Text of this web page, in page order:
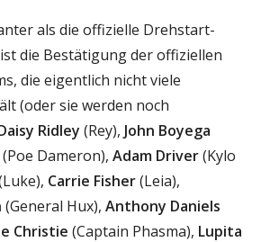
als die offizielle Drehstart-
die Bestätigung der offiziellen
die eigentlich nicht viele
(oder sie werden noch
Ridley (Rey), John Boyega
(Poe Dameron), Adam Driver(Kylo
Carrie Fisher(Leia),
(General Hux), Anthony Daniels
Christie (Captain Phasma), Lupita